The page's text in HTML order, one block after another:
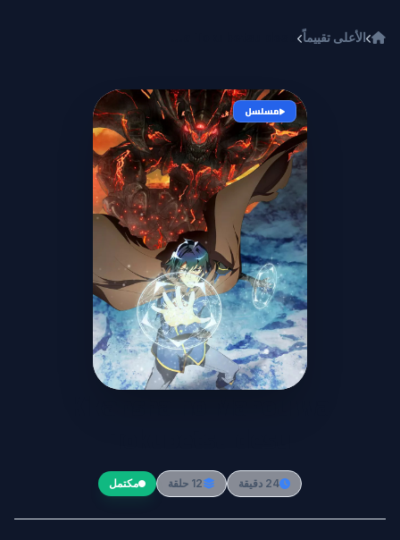
الأعلى تقييماً
مسلسل
Kikansha no Mahou wa
24 دقيقة 12 حلقة مكتمل